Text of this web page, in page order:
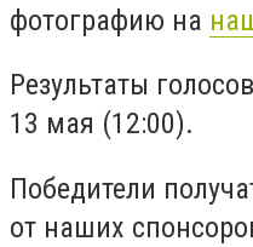
фотографию на
Результаты
13 мая (12:00).
Победители
от наших